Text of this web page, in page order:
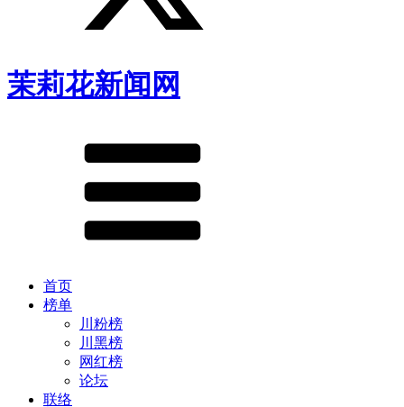
茉莉花新闻网
首页
榜单
川粉榜
川黑榜
网红榜
论坛
联络